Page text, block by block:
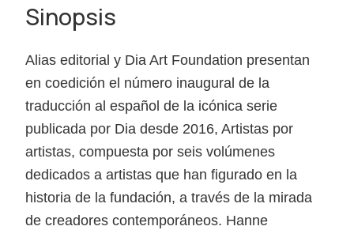
Sinopsis
Alias editorial y Dia Art Foundation presentan
en coedición el número inaugural de la
traducción al español de la icónica serie
publicada por Dia desde 2016, Artistas por
artistas, compuesta por seis volúmenes
dedicados a artistas que han figurado en la
historia de la fundación, a través de la mirada
de creadores contemporáneos. Hanne